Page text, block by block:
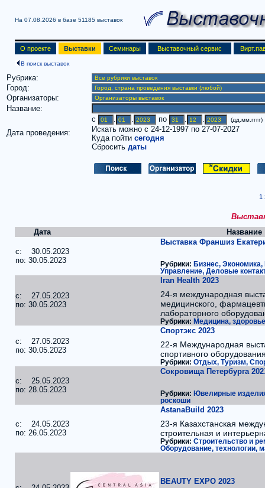
На 07.08.2026 в базе 51185 выставок
О проекте Выставки Семинары Выставочный сервис
В поиск выставок
Рубрика:
Город:
Организаторы:
Название:
Дата проведения:
c . . по . . (дд.мм.гггг)
Искать можно с 24-12-1997 по 27-07-2027
Куда пойти сегодня
Сбросить даты
1
Дата
Название
c: 30.05.2023
по: 30.05.2023
Выставка Франшиз
Рубрики: Бизнес,
Управление, Деловые
c: 27.05.2023
по: 30.05.2023
Iran Health 2023
24-я международная
медицинского,
лабораторного
Рубрики: Медицина,
c: 27.05.2023
по: 30.05.2023
Спортэкс 2023
22-я Международная
спортивного
Рубрики: Отдых, Туризм,
c: 25.05.2023
по: 28.05.2023
Сокровища Петербурга
Рубрики: Ювелирные
роскоши
c: 24.05.2023
по: 26.05.2023
AstanaBuild 2023
23-я Казахстанская
строительная и
Рубрики: Строительство и
Оборудование, технологии,
BEAUTY EXPO 2023